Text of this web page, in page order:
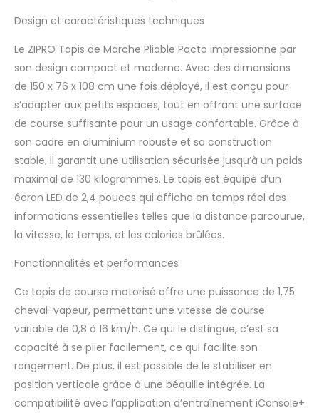
Design et caractéristiques techniques
Le ZIPRO Tapis de Marche Pliable Pacto impressionne par
son design compact et moderne. Avec des dimensions
de 150 x 76 x 108 cm une fois déployé, il est conçu pour
s’adapter aux petits espaces, tout en offrant une surface
de course suffisante pour un usage confortable. Grâce à
son cadre en aluminium robuste et sa construction
stable, il garantit une utilisation sécurisée jusqu’à un poids
maximal de 130 kilogrammes. Le tapis est équipé d’un
écran LED de 2,4 pouces qui affiche en temps réel des
informations essentielles telles que la distance parcourue,
la vitesse, le temps, et les calories brûlées.
Fonctionnalités et performances
Ce tapis de course motorisé offre une puissance de 1,75
cheval-vapeur, permettant une vitesse de course
variable de 0,8 à 16 km/h. Ce qui le distingue, c’est sa
capacité à se plier facilement, ce qui facilite son
rangement. De plus, il est possible de le stabiliser en
position verticale grâce à une béquille intégrée. La
compatibilité avec l’application d’entraînement iConsole+